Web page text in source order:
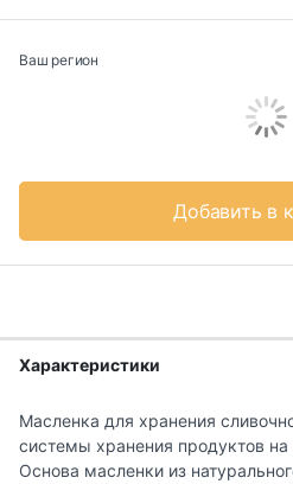
Ваш регион
Добавить в
Характеристики
Масленка для хранения
системы хранения продуктов на
Основа масленки из